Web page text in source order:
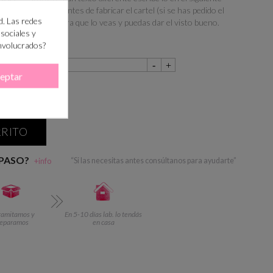
Antes de fabricar el cartel (si se has pedido el
mail el diseño para que lo veas y puedas dar el visto bueno.
+info “Si las necesitas antes consúltanos para ayudarte”
y
En 5-10 días lab. lo tendás
en casa
Las redes
y